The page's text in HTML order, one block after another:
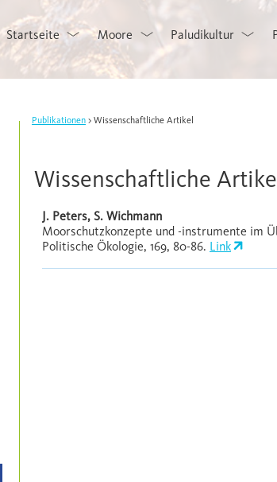
Startseite Moore Paludikultur
Publikationen Wissenschaftliche Artikel
Wissenschaftliche
J. Peters, S. Wichmann
Moorschutzkonzepte und -instrumente im
Politische Ökologie, 169, 80-86. Link